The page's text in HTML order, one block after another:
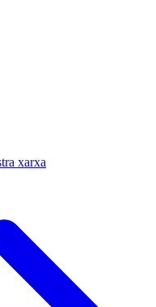
xarxa